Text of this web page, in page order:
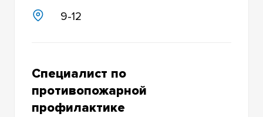
9-12
Специалист по
противопожарной
профилактике